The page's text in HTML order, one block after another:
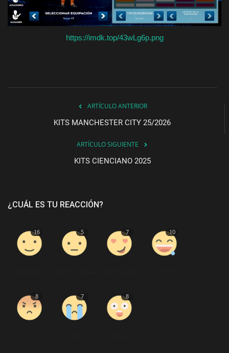
https://imdk.top/43wLg6p.png
ARTÍCULO ANTERIOR
KITS MANCHESTER CITY 25/2026
ARTÍCULO SIGUIENTE
KITS CIENCIANO 2025
¿CUÁL ES TU REACCIÓN?
16 5 7 10
8 7 8